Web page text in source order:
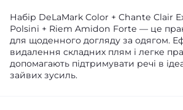
Набір DeLaMark Color + Chante Clair
Polsini + Riem Amidon Forte — це
для щоденного догляду за одягом.
видалення складних плям і легке
допомагають підтримувати речі в
зайвих зусиль.